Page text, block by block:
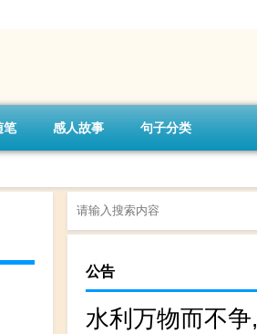
笔 感人故事 句子分类
公告
水利万物而不争,